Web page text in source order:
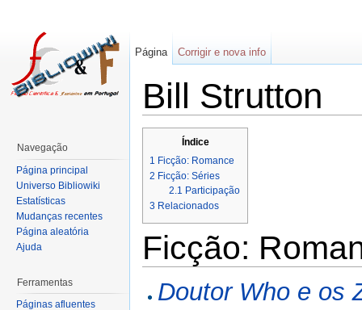
Bill Strutton
Índice
1 Ficção: Romance
2 Ficção: Séries
2.1 Participação
3 Relacionados
Ficção:
Doutor Who e os
Página Corrigir e nova info
Navegação
Página principal
Universo Bibliowiki
Estatísticas
Mudanças recentes
Página aleatória
Ajuda
Ferramentas
Páginas afluentes